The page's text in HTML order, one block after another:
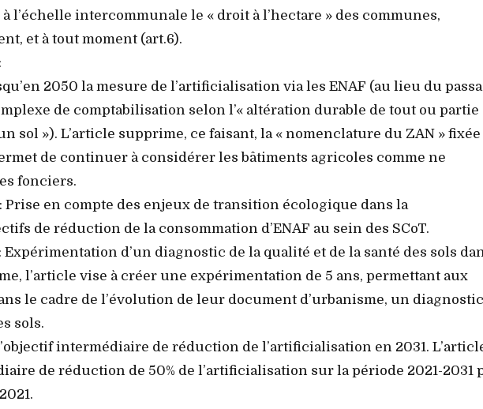
l’échelle intercommunale le « droit à l’hectare » des communes,
et à tout moment (art.6).
2050 la mesure de l’artificialisation via les ENAF (au lieu du
de comptabilisation selon l’« altération durable de tout ou partie
sol »). L’article supprime, ce faisant, la « nomenclature du ZAN »
de continuer à considérer les bâtiments agricoles comme ne
fonciers.
Prise en compte des enjeux de transition écologique dans la
de réduction de la consommation d’ENAF au sein des SCoT.
d’un diagnostic de la qualité et de la santé des sols
l’article vise à créer une expérimentation de 5 ans, permettant aux
le cadre de l’évolution de leur document d’urbanisme, un
sols.
intermédiaire de réduction de l’artificialisation en 2031.
de réduction de 50% de l’artificialisation sur la période 2021-2031